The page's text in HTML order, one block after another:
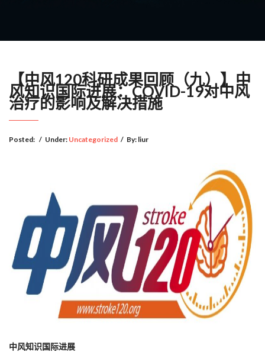
【中风120科研成果回顾（九）】中
风知识国际进展：COVID-19对中风
治疗的影响及解决措施
Posted: / Under: Uncategorized / By: liur
中风知识国际进展